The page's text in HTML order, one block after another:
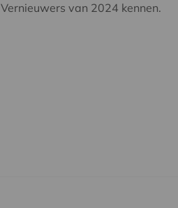
Vernieuwers van 2024 kennen.